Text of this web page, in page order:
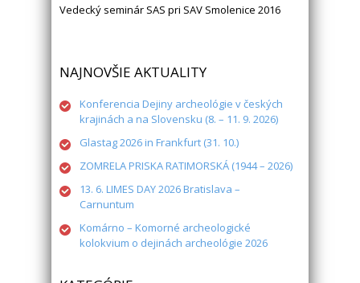
Vedecký seminár SAS pri SAV Smolenice 2016
NAJNOVŠIE AKTUALITY
Konferencia Dejiny archeológie v českých
krajinách a na Slovensku (8. – 11. 9. 2026)
Glastag 2026 in Frankfurt (31. 10.)
ZOMRELA PRISKA RATIMORSKÁ (1944 – 2026)
13. 6. LIMES DAY 2026 Bratislava –
Carnuntum
Komárno – Komorné archeologické
kolokvium o dejinách archeológie 2026